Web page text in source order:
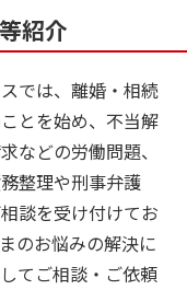
紹介
では、離婚・相続
とを始め、不当解
などの労働問題、
整理や刑事弁護
談を受け付けてお
のお悩みの解決に
てご相談・ご依頼